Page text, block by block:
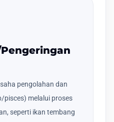
pengolahan dan
pisces) melalui proses
seperti ikan tembang